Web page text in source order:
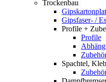
Trockenbau
Gipsfaser- /
Profile +
Profile
Spachtel,